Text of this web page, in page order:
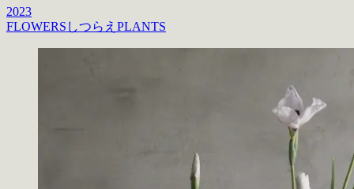
2023
FLOWERS しつらえ PLANTS